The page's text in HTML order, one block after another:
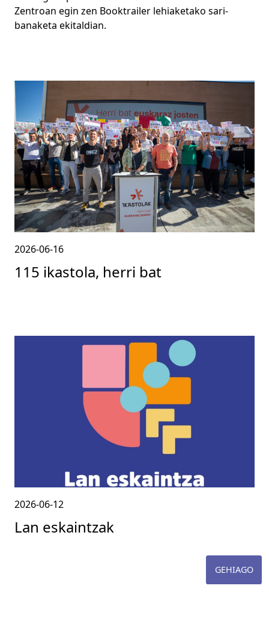
Zentroan egin zen Booktrailer lehiaketako sari-
banaketa ekitaldian.
2026-06-16
115 ikastola, herri bat
2026-06-12
Lan eskaintzak
GEHIAGO